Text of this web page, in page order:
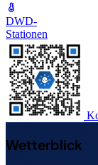
DWD-
Stationen
Wetterblick